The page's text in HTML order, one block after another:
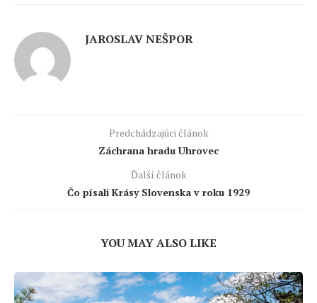
JAROSLAV NEŠPOR
Predchádzajúci článok
Záchrana hradu Uhrovec
Ďalší článok
Čo písali Krásy Slovenska v roku 1929
YOU MAY ALSO LIKE